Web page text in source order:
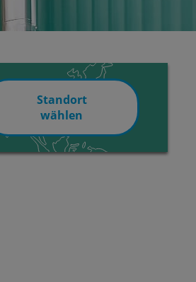
Standort
wählen